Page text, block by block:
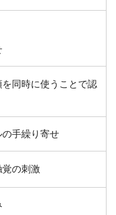
同時に使うことで認
手繰り寄せ
の刺激